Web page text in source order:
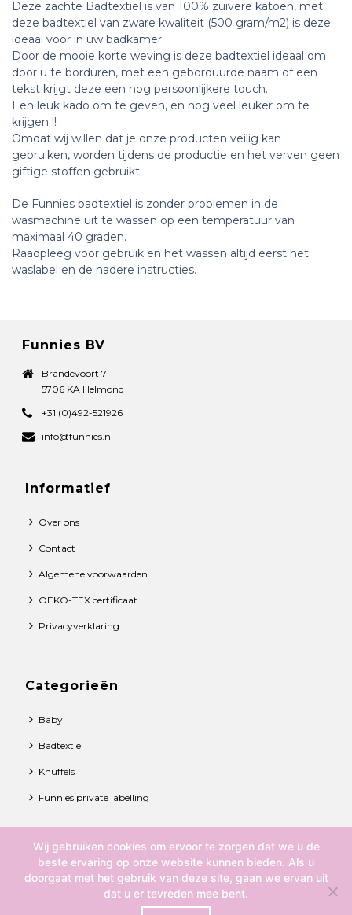
Deze zachte Badtextiel is van 100% zuivere katoen, met
deze badtextiel van zware kwaliteit (500 gram/m2) is deze
ideaal voor in uw badkamer.
Door de mooie korte weving is deze badtextiel ideaal om
door u te borduren, met een geborduurde naam of een
tekst krijgt deze een nog persoonlijkere touch.
Een leuk kado om te geven, en nog veel leuker om te
krijgen !!
Omdat wij willen dat je onze producten veilig kan
gebruiken, worden tijdens de productie en het verven geen
giftige stoffen gebruikt.
De Funnies badtextiel is zonder problemen in de
wasmachine uit te wassen op een temperatuur van
maximaal 40 graden.
Raadpleeg voor gebruik en het wassen altijd eerst het
waslabel en de nadere instructies.
Funnies BV
Brandevoort 7
5706 KA Helmond
+31 (0)492-521926
info@funnies.nl
Informatief
Over ons
Contact
Algemene voorwaarden
OEKO-TEX certificaat
Privacyverklaring
Categorieën
Baby
Badtextiel
Knuffels
Funnies private labelling
© 2021 Funnies BV. All rights reserved.
Over ons
Contact
Algemene voorwaarden
Wij gebruiken cookies om ervoor te zorgen dat we u de
beste ervaring op onze website kunnen bieden. Als u
doorgaat met het gebruik van deze site, gaan we ervan uit
dat u er tevreden mee bent.